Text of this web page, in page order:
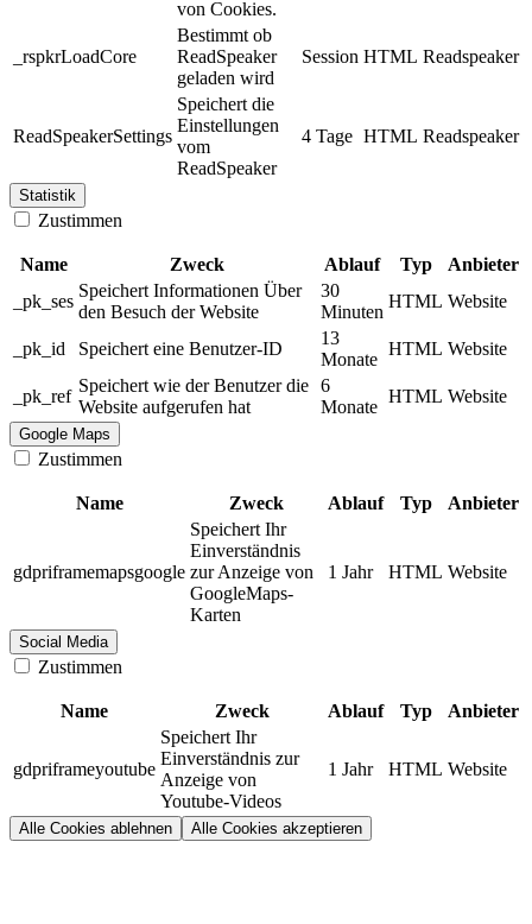
von Cookies.
_rspkrLoadCore
Bestimmt ob
ReadSpeaker
geladen wird
Session HTML Readspeaker
ReadSpeakerSettings
Speichert die
Einstellungen
vom
ReadSpeaker
4 Tage HTML Readspeaker
Statistik
Zustimmen
Name Zweck Ablauf Typ
Anbieter
_pk_ses
Speichert Informationen Über
den Besuch der Website
30
Minuten
HTML Website
_pk_id Speichert eine Benutzer-ID
13
Monate
HTML Website
_pk_ref
Speichert wie der Benutzer die
Website aufgerufen hat
6
Monate
HTML Website
Google Maps
Zustimmen
Name Zweck Ablauf Typ Anbieter
gdpriframemapsgoogle
Speichert Ihr
Einverständnis
zur Anzeige von
GoogleMaps-
Karten
1 Jahr HTML Website
Social Media
Zustimmen
Name Zweck Ablauf Typ Anbieter
gdpriframeyoutube
Speichert Ihr
Einverständnis zur
Anzeige von
Youtube-Videos
1 Jahr HTML Website
Alle Cookies ablehnen Alle Cookies akzeptieren